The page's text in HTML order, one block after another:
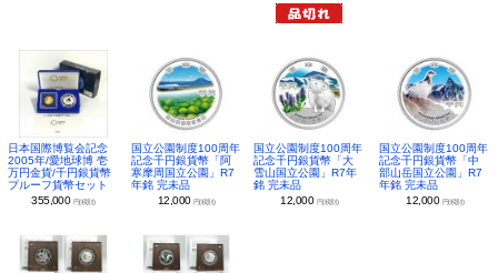
日本国際博覧会記念
2005年/愛地球博 壱
万円金貨/千円銀貨幣
プルーフ貨幣セット
355,000 円(税別)
国立公園制度100周年
記念千円銀貨幣「阿
寒摩周国立公園」R7
年銘 完未品
12,000 円(税別)
国立公園制度100周年
記念千円銀貨幣「大
雪山国立公園」R7年
銘 完未品
12,000 円(税別)
国立公園制度100周年
記念千円銀貨幣「中
部山岳国立公園」R7
年銘 完未品
12,000 円(税別)